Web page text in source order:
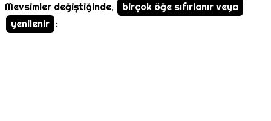
Mevsimler değiştiğinde,
birçok öğe sıfırlanır veya
yenilenir :